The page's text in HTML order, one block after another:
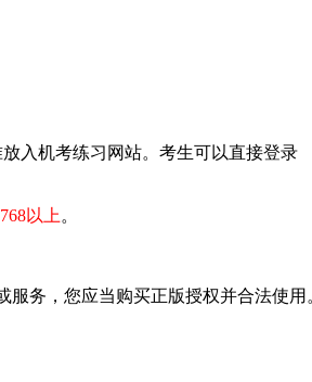
入机考练习网站。考生可以直接登录
以上 。
务，您应当购买正版授权并合法使用